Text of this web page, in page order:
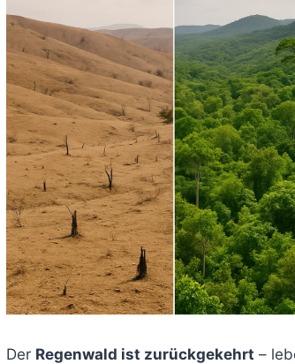
Der Regenwald ist zurückgekehrt –